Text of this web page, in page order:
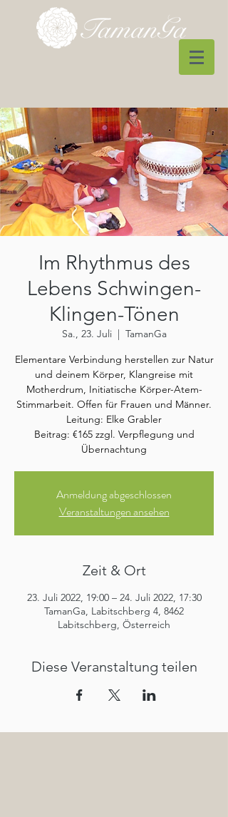
Im Rhythmus des
Lebens Schwingen-
Klingen-Tönen
Sa., 23. Juli
  |
TamanGa
Elementare Verbindung herstellen zur Natur
und deinem Körper, Klangreise mit
Motherdrum, Initiatische Körper-Atem-
Stimmarbeit. Offen für Frauen und Männer.
Leitung: Elke Grabler
Beitrag: €165 zzgl. Verpflegung und
Übernachtung
Anmeldung abgeschlossen
Veranstaltungen ansehen
Zeit & Ort
23. Juli 2022, 19:00 – 24. Juli 2022, 17:30
TamanGa, Labitschberg 4, 8462
Labitschberg, Österreich
Diese Veranstaltung teilen